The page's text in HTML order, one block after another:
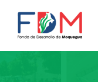
Search for: